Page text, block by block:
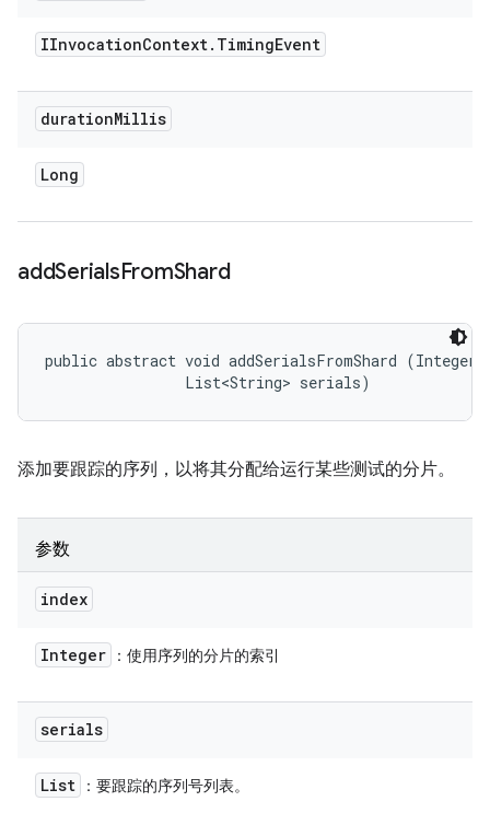
IInvocationContext. TimingEvent
durationMillis
Long
addSerialsFromShard
public abstract void addSerialsFromShard
                List<String> serials)
添加要跟踪的序列，以将其分配给运行某些测试的分片。
参数
index
Integer ：使用序列的分片的索引
serials
List ：要跟踪的序列号列表。